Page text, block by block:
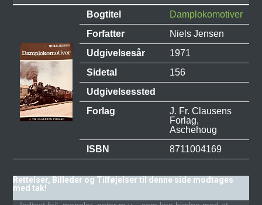
Bogtitel
Damplokomotiver
Forfatter
Niels Jensen
Udgivelsesår
1971
Sidetal
156
Udgivelsessted
Forlag
J. Fr. Clausens
Forlag,
Aschehoug
ISBN
8711004169
Rettelser, Billeder og Tilføjelser til denne side modtages
med tak!